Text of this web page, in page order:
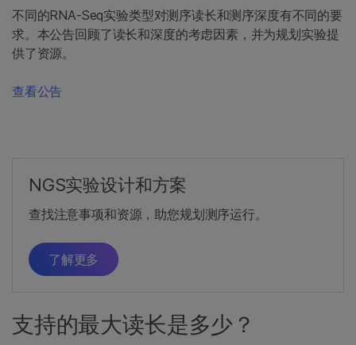
不同的RNA-Seq实验类型对测序读长和测序深度有不同的要
求。本公告回顾了读长和深度的考虑因素，并为规划实验提
供了资源。
查看公告
NGS实验设计和方案
查找注意事项和资源，助您规划测序运行。
了解更多
支持的最大读长是多少？